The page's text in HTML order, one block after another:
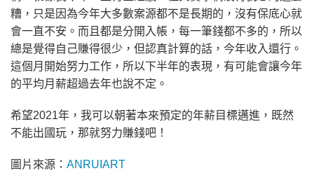
糟，只是因為今年大多數案源都不是長期的，沒有保底心就
會一直不安。而且都是分開入帳，每一筆錢都不多的，所以
總是覺得自己賺得很少，但認真計算的話，今年收入還行。
這個月開始努力工作，所以下半年的表現，有可能會讓今年
的平均月薪超過去年也說不定。
希望2021年，我可以朝著本來預定的年薪目標邁進，既然
不能出國玩，那就努力賺錢吧！
圖片來源： ANRUIART